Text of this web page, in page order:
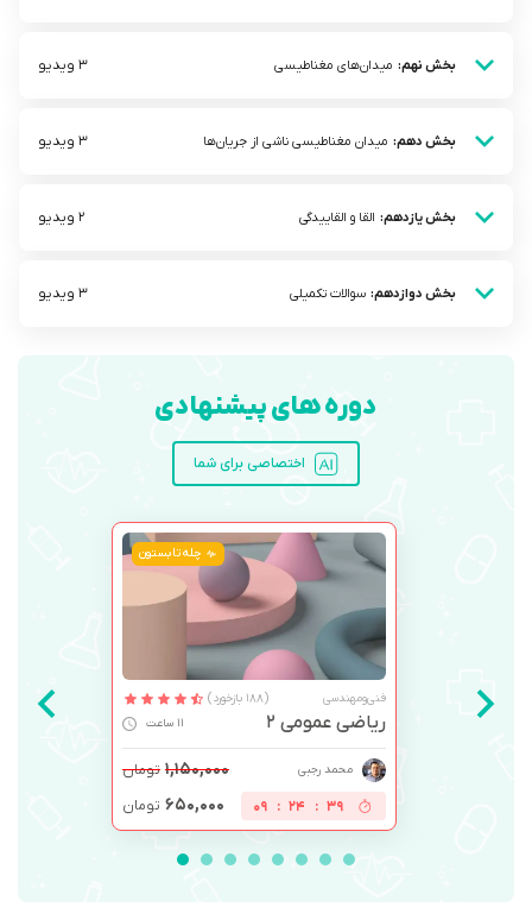
بخش نهم: میدان‌های مغناطیسی 3 ویدیو
بخش دهم: میدان مغناطیسی ناشی از جریان‌ها 3 ویدیو
بخش یازدهم: القا و القاییدگی 2 ویدیو
بخش دوازدهم: سوالات تکمیلی 3 ویدیو
دوره های پیشنهادی
اختصاصی برای شما
چله تابستون
فنی‌ومهندسی (188 بازخورد)
ریاضی عمومی 2 11 ساعت
محمد رجبی ۱,۱۵۰,۰۰۰ تومان
39
:
24
:
09 ۶۵۰,۰۰۰ تومان